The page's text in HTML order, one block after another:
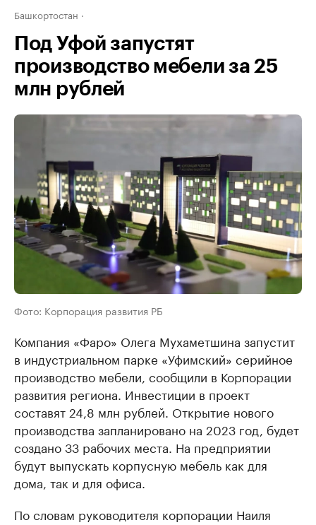
Башкортостан
Под Уфой запустят
производство мебели за 25
млн рублей
Фото: Корпорация развития РБ
Компания «Фаро» Олега Мухаметшина запустит
в индустриальном парке «Уфимский» серийное
производство мебели, сообщили в Корпорации
развития региона. Инвестиции в проект
составят 24,8 млн рублей. Открытие нового
производства запланировано на 2023 год, будет
создано 33 рабочих места. На предприятии
будут выпускать корпусную мебель как для
дома, так и для офиса.
По словам руководителя корпорации Наиля